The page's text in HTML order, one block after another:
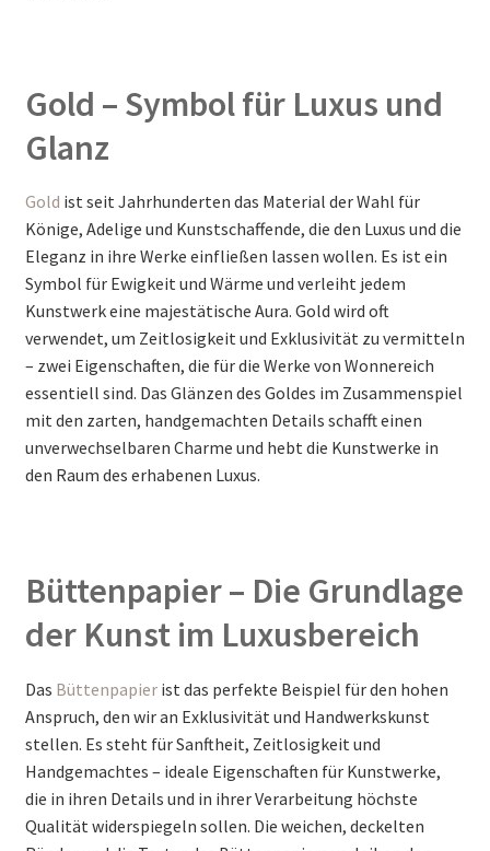
Gold – Symbol für Luxus und
Glanz
Gold ist seit Jahrhunderten das Material der Wahl für
Könige, Adelige und Kunstschaffende, die den Luxus und die
Eleganz in ihre Werke einfließen lassen wollen. Es ist ein
Symbol für Ewigkeit und Wärme und verleiht jedem
Kunstwerk eine majestätische Aura. Gold wird oft
verwendet, um Zeitlosigkeit und Exklusivität zu vermitteln
– zwei Eigenschaften, die für die Werke von Wonnereich
essentiell sind. Das Glänzen des Goldes im Zusammenspiel
mit den zarten, handgemachten Details schafft einen
unverwechselbaren Charme und hebt die Kunstwerke in
den Raum des erhabenen Luxus.
Büttenpapier – Die Grundlage
der Kunst im Luxusbereich
Das Büttenpapierist das perfekte Beispiel für den hohen
Anspruch, den wir an Exklusivität und Handwerkskunst
stellen. Es steht für Sanftheit, Zeitlosigkeit und
Handgemachtes – ideale Eigenschaften für Kunstwerke,
die in ihren Details und in ihrer Verarbeitung höchste
Qualität widerspiegeln sollen. Die weichen, deckelten